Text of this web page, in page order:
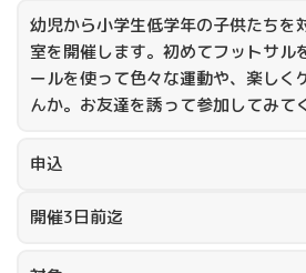
幼児から小学生低学年の子供たちを
室を開催します。初めてフットサル
ールを使って色々な運動や、楽しく
んか。お友達を誘って参加してみて
申込
開催3日前迄